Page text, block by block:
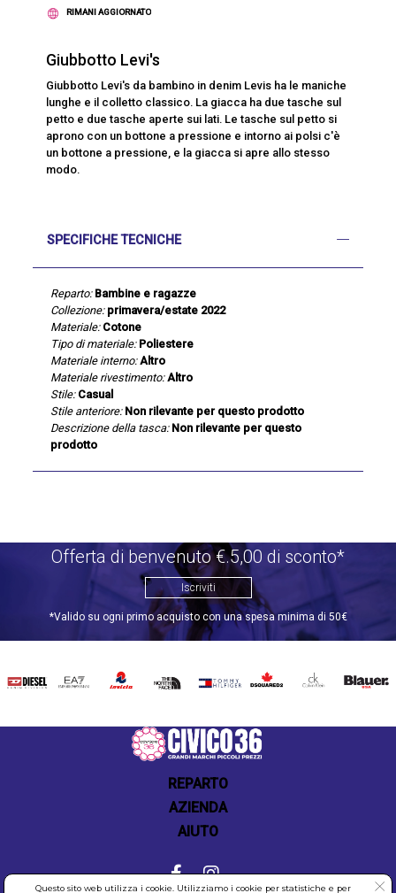
RIMANI AGGIORNATO
Giubbotto Levi's
Giubbotto Levi's da bambino in denim Levis ha le maniche
lunghe e il colletto classico. La giacca ha due tasche sul
petto e due tasche aperte sui lati. Le tasche sul petto si
aprono con un bottone a pressione e intorno ai polsi c'è
un bottone a pressione, e la giacca si apre allo stesso
modo.
SPECIFICHE TECNICHE
Reparto: Bambine e ragazze
Collezione: primavera/estate 2022
Materiale: Cotone
Tipo di materiale: Poliestere
Materiale interno: Altro
Materiale rivestimento: Altro
Stile: Casual
Stile anteriore: Non rilevante per questo prodotto
Descrizione della tasca: Non rilevante per questo
prodotto
Offerta di benvenuto €.5,00 di sconto*
Iscriviti
*Valido su ogni primo acquisto con una spesa minima di 50€
DIESEL EA7 INVICTATHE
TOMMY
DSQUARED2
CALVIN BLAUER
REPARTO
AZIENDA
AIUTO
Questo sito web utilizza i cookie. Utilizziamo i cookie per statistiche e per